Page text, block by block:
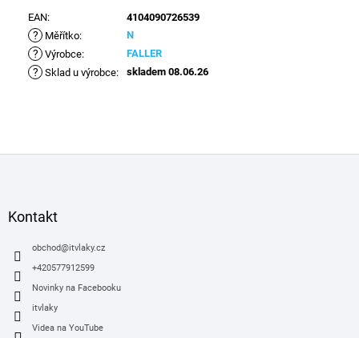
EAN: 4104090726539
? Měřítko: N
? Výrobce: FALLER
? Sklad u výrobce: skladem 08.06.26
Kontakt
obchod@itvlaky.cz
+420577912599
Novinky na Facebooku
itvlaky
Videa na YouTube